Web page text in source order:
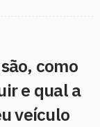
como
e qual a
veículo